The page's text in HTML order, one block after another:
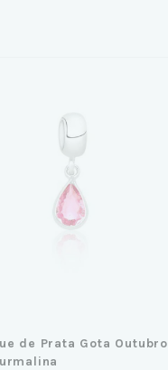
de Prata Gota Outubro